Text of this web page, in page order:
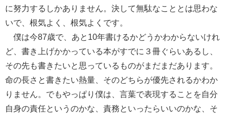
に努力するしかありません。決して無駄なこととは思わな
いで、根気よく、根気よくです。
僕は今87歳で、あと10年書けるかどうかわからないけれ
ど、書き上げかかっている本がすでに３冊ぐらいあるし、
その先も書きたいと思っているものがまだまだあります。
命の長さと書きたい熱量、そのどちらが優先されるかわか
りません。でもやっぱり僕は、言葉で表現することを自分
自身の責任というのかな、責務といったらいいのかな、そ